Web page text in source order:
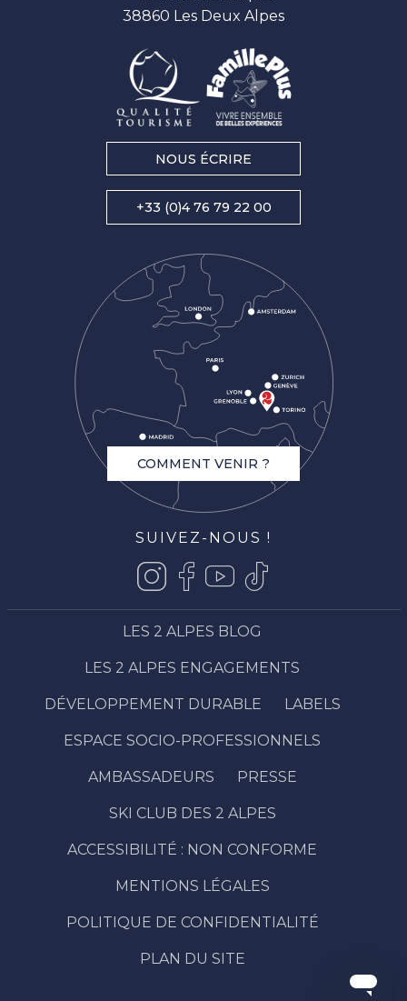
38860 Les Deux Alpes
NOUS ÉCRIRE
+33 (0)4 76 79 22 00
COMMENT VENIR ?
SUIVEZ-NOUS !
LES 2 ALPES BLOG
LES 2 ALPES ENGAGEMENTS
DÉVELOPPEMENT DURABLE LABELS
ESPACE SOCIO-PROFESSIONNELS
AMBASSADEURS PRESSE
SKI CLUB DES 2 ALPES
ACCESSIBILITÉ : NON CONFORME
MENTIONS LÉGALES
POLITIQUE DE CONFIDENTIALITÉ
PLAN DU SITE